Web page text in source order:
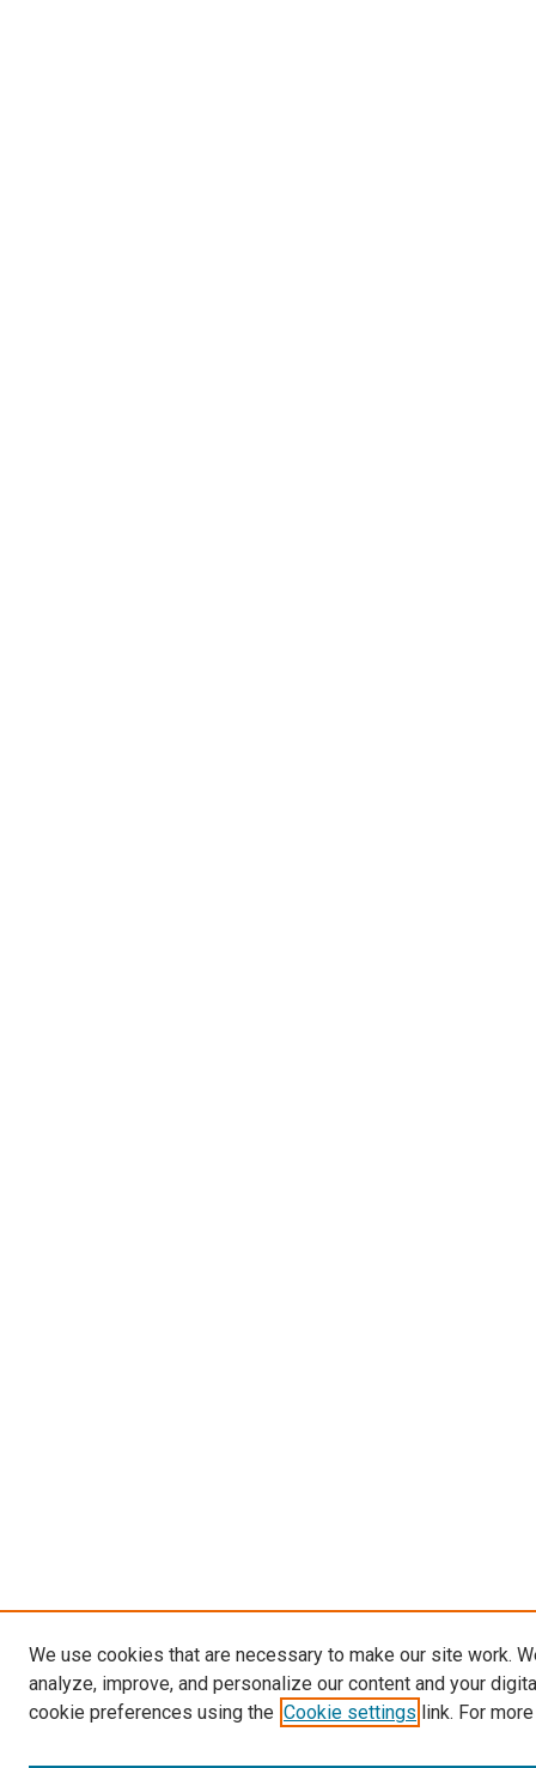
We use cookies that are necessary to make our site work.
analyze, improve, and personalize our content and your
cookie preferences using the Cookie settings link. For